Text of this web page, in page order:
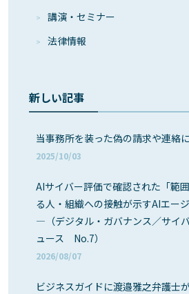
講演・セミナー
法律情報
新しい記事
当事務所を装った偽の請求や連絡
2025/10/03
AIサイバー評価で確認された「範
る人・組織への接触が示すAIエー
―（デジタル・ガバナンス／サイ
ュース No.7）
2026/08/07
ビジネスガイドに渡邉雅之弁護士